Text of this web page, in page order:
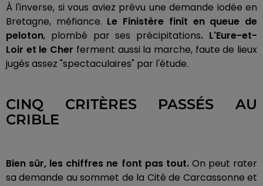
À l'inverse, si vous aviez prévu une demande iodée en
Bretagne, méfiance. Le Finistère finit en queue de
peloton, plombé par ses précipitations. L'Eure-et-
Loir et le Cher ferment aussi la marche, faute de lieux
jugés assez "spectaculaires" par l'étude.
CINQ CRITÈRES PASSÉS AU
CRIBLE
Bien sûr, les chiffres ne font pas tout.On peut rater
sa demande au sommet de la Cité de Carcassonne et